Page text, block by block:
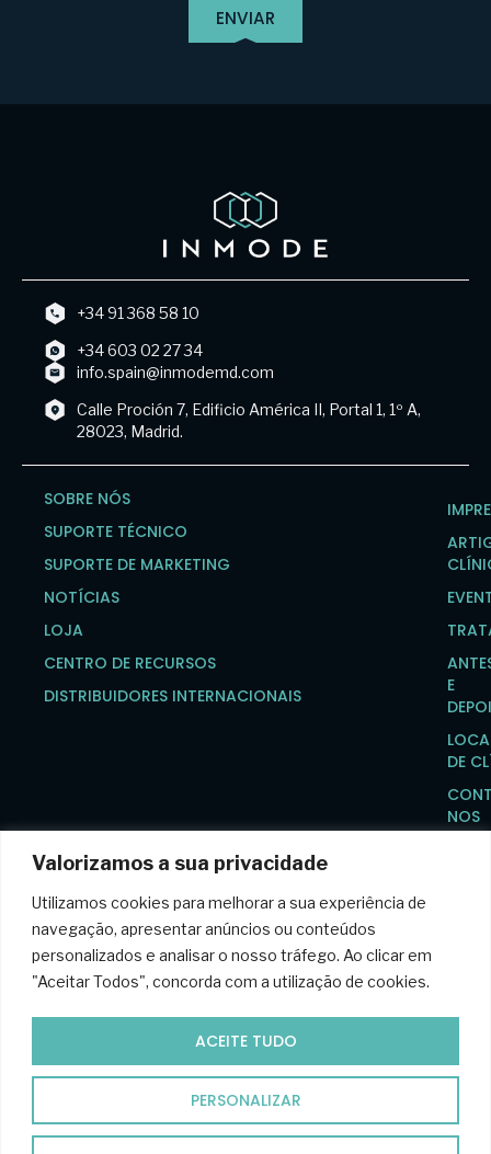
Valorizamos a sua privacidade
Utilizamos cookies para melhorar a sua experiência de
navegação, apresentar anúncios ou conteúdos
personalizados e analisar o nosso tráfego. Ao clicar em
"Aceitar Todos", concorda com a utilização de cookies.
PERSONALIZAR
ACEITE TUDO
+34 91 368 58 10
+34 603 02 27 34
info.spain@inmodemd.com
Calle Proción 7, Edificio América II, Portal 1, 1º A,
28023, Madrid.
SOBRE NÓS
SUPORTE TÉCNICO
SUPORTE DE MARKETING
NOTÍCIAS
LOJA
CENTRO DE RECURSOS
DISTRIBUIDORES INTERNACIONAIS
E
DE
NOS
@ 2024 InModePolítica de privacidadePolítica de cookies
Aviso legalTermos e condições
Concebido por WeLoveWeb.eu
Este site tem um propósito exclusivamente informativo. A
informação disponibilizada não substituias recomendações de
profissionais de saúde nem deve ser utilizada para diagnosticar ou
tratar problemas médicos ou doenças